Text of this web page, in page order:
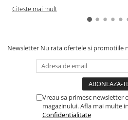
Citeste mai mult
Newsletter Nu rata ofertele si promotiile
Vreau sa primesc newsletter
magazinului. Afla mai multe in
Confidentialitate